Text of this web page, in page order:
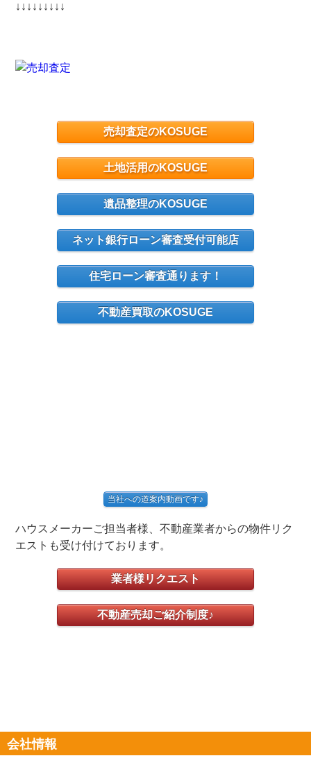
↓↓↓↓↓↓↓↓↓
売却査定のKOSUGE
土地活用のKOSUGE
遺品整理のKOSUGE
ネット銀行ローン審査受付可能店
住宅ローン審査通ります！
不動産買取のKOSUGE
当社への道案内動画です♪
ハウスメーカーご担当者様、不動産業者からの物件リク
エストも受け付けております。
業者様リクエスト
不動産売却ご紹介制度♪
会社情報